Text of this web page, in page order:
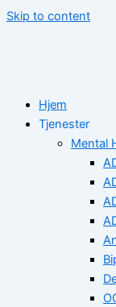
Skip to content
Hjem
Tjenester
Mental